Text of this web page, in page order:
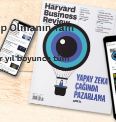
Olmanın Tam
yıl boyunca tüm